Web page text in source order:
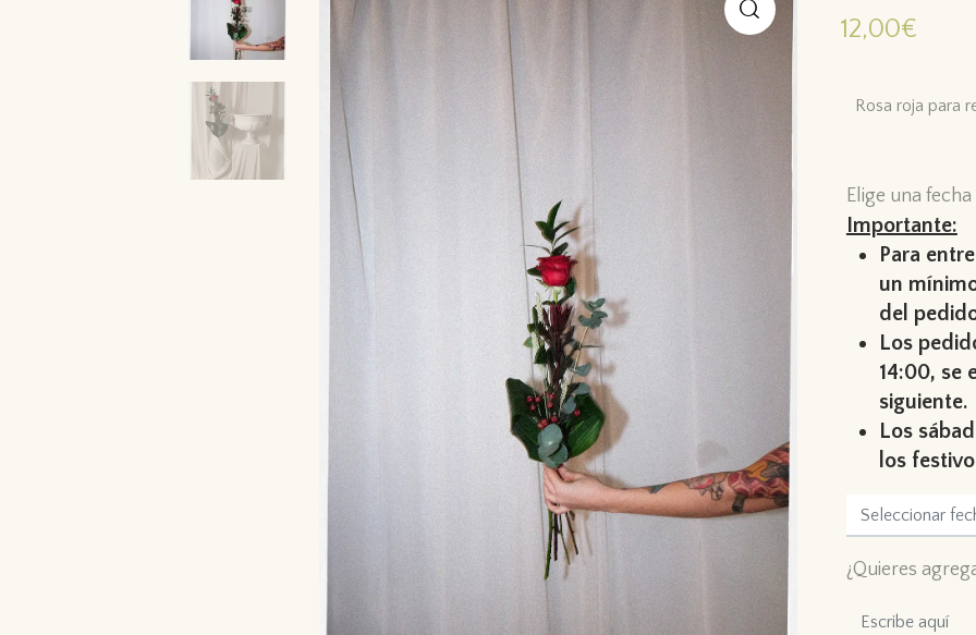
🔍
12,00€
Rosa roja para
Elige una
Importante:
Para
un
del
Los
14:00, se
siguiente.
Los
los
¿Quieres